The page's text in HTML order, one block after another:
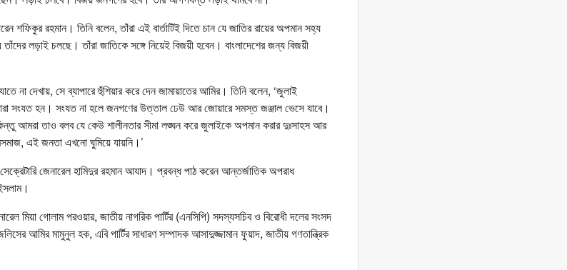
শফিকুর রহমান। তিনি বলেন, তাঁরা এই বার্তাটিই দিতে চান যে জাতির রায়ের অপমান সহ্য
লড়াই চলছে। তাঁরা জাতিকে সঙ্গে নিয়েই বিজয়ী হবেন। বাংলাদেশের জন্য বিজয়ী
না দেখায়, সে ব্যাপারে হুঁশিয়ার করে দেন জামায়াতের আমির। তিনি বলেন, ‘জুলাই
সংযত হন। সংযত না হলে জনগণের উত্তাল ঢেউ আর জোয়ারে সমস্ত জঞ্জাল ভেসে যাবে।
আমরা তাও বলব যে কেউ শালীনতার সীমা লঙ্ঘন করে জুলাইকে অপমান করার দুঃসাহস আর
এই জনতা এখনো ঘুমিয়ে যায়নি।’
সেক্রেটারি জেনারেল হামিদুর রহমান আযাদ। প্রবন্ধ পাঠ করেন আন্তর্জাতিক অপরাধ
মিয়া গোলাম পরওয়ার, জাতীয় নাগরিক পার্টির (এনসিপি) সদস্যসচিব ও বিরোধী দলের সংসদ
আমির মামুনুল হক, এবি পার্টির সাধারণ সম্পাদক আসাদুজ্জামান ফুয়াদ, জাতীয় গণতান্ত্রিক